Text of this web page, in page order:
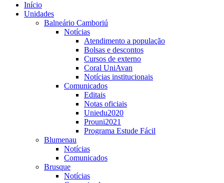
Início
Unidades
Balneário Camboriú
Notícias
Atendimento a população
Bolsas e descontos
Cursos de externo
Coral UniAvan
Notícias institucionais
Comunicados
Editais
Notas oficiais
Uniedu2020
Prouni2021
Programa Estude Fácil
Blumenau
Notícias
Comunicados
Brusque
Notícias